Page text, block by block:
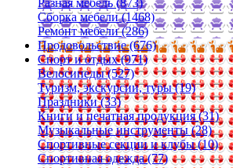
Разная мебель (873)
Сборка мебели (1468)
Ремонт мебели (286)
Продовольствие (676)
Спорт и отдых (971)
Велосипеды (527)
Туризм, экскурсии, туры (19)
Праздники (33)
Книги и печатная продукция (31)
Музыкальные инструменты (28)
Спортивные секции и клубы (10)
Спортивная одежда (77)